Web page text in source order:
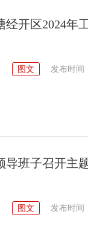
经开区2024年
图文 发布时间
导班子召开主
图文 发布时间